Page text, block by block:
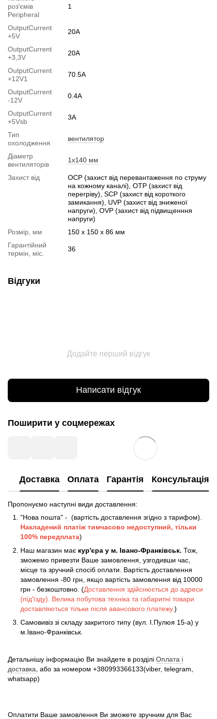
роз'ємів
Peripheral
1
OutputСurrent
+5V
20A
OutputСurrent
+3,3V
20A
OutputCurrent
+12V1
70.5А
OutputСurrent
-12V
0.4А
OutputСurrent
+5Vsb
3А
Тип
охолодження
вентилятор
Діаметр
вентиляторів
1x140 мм
Захист від
OCP (захист від перевантаження по струму
на кожному каналі), OTP (захист від
перегріву), SCP (захист від короткого
замикання), UVP (захист від зниженої
напруги), OVP (захист від підвищенння
напруги)
Розмір, мм
150 x 150 x 86 мм
Гарантійний
термін, міс.
36
Відгуки
Додайте перший відгук
Написати відгук
Поширити у соцмережах
Доставка Оплата Гарантія Консультація
Пропонуємо наступні види доставлення:
"Нова пошта" - (вартість доставлення згідно з тарифом).
Накладений платіж тимчасово недоступний, тільки
100% передплата)
Наш магазин має кур'єра у м. Івано-Франківськ. Тож,
зможемо привезти Ваше замовлення, узгодивши час,
місце та зручний спосіб оплати. Вартість доставлення
замовлення -80 грн, якщо вартість замовлення від 10000
грн - безкоштовно. (Доставлення здійснюється до адреси
(під'їзду). Велика побутова техніка та габаритні товари
доставляються тільки після авансового платежу.)
Самовивіз зі складу закритого типу (вул. І.Пулюя 15-а) у
м.Івано-Франківськ.
Детальнішу інформацію Ви знайдете в розділі Оплата і
доставка , або за номером +380993366133(viber, telegram,
whatsapp)
Оплатити Ваше замовлення Ви зможете зручним для Вас